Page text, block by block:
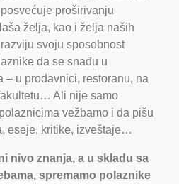
proširivanju
želja, kao i želja naših
svoju sposobnost
da se snađu u
– u prodavnici, restoranu, na
Ali nije samo
vežbamo i da pišu
eseje, kritike, izveštaje…
nivo znanja, a u skladu sa
spremamo polaznike